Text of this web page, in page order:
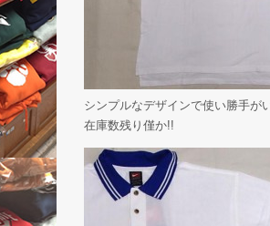
シンプルなデザインで使い勝手が
在庫数残り僅か!!